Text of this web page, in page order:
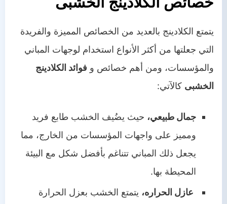
يتمتع الكلادينج بالعديد من الخصائص المميزة والفريدة
التي جعلتها من أكثر الأنواع استخدام لوجهات المباني
والمؤسسات، ومن أهم خصائص و فوائد الكلادينج
الخشبى كالآتي:
جمال طبيعي، حيث يضُيف الخشب طابع فريد
ومميز على واجهات المؤسسات من الخارج، مما
يجعل ذلك المباني تتناغم بأفضل شكل مع البيئة
المحيطة بها.
عازل الحراره، يتمتع الخشب بعزل الحرارة